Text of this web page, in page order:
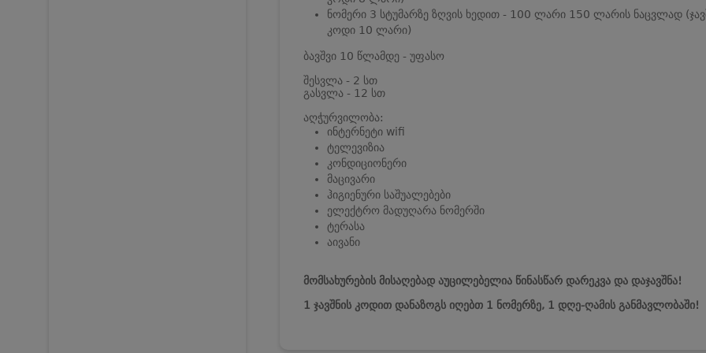
ნომერი 3 სტუმარზე ზღვის ხედით - 100 ლარი 150 ლარის ნაცვლად
კოდი 10 ლარი)
ბავშვი 10 წლამდე - უფასო
შესვლა - 2 სთ
გასვლა - 12 სთ
აღჭურვილობა:
ინტერნეტი wifi
ტელევიზია
კონდიციონერი
მაცივარი
ჰიგიენური საშუალებები
ელექტრო მადუღარა ნომერში
ტერასა
აივანი
მომსახურების მისაღებად აუცილებელია წინასწარ დარეკვა და დაჯავშნა!
1 ჯავშნის კოდით დანაზოგს იღებთ 1 ნომერზე, 1 დღე-ღამის განმავლობაში!